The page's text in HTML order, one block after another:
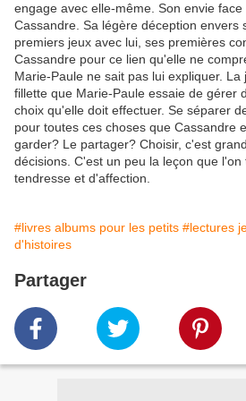
engage avec elle-même. Son envie
Cassandre. Sa légère déception envers
premiers jeux avec lui, ses premières
Cassandre pour ce lien qu'elle ne
Marie-Paule ne sait pas lui expliquer. La
fillette que Marie-Paule essaie de gérer
choix qu'elle doit effectuer. Se séparer
pour toutes ces choses que Cassandre
garder? Le partager? Choisir, c'est
décisions. C'est un peu la leçon que
tendresse et d'affection.
#livres albums pour les petits #lectures
d'histoires
Partager